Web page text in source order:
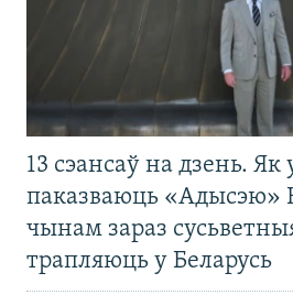
13 сэансаў на дзень.
паказваюць «Адысэю»
чынам зараз
трапляюць у Беларусь